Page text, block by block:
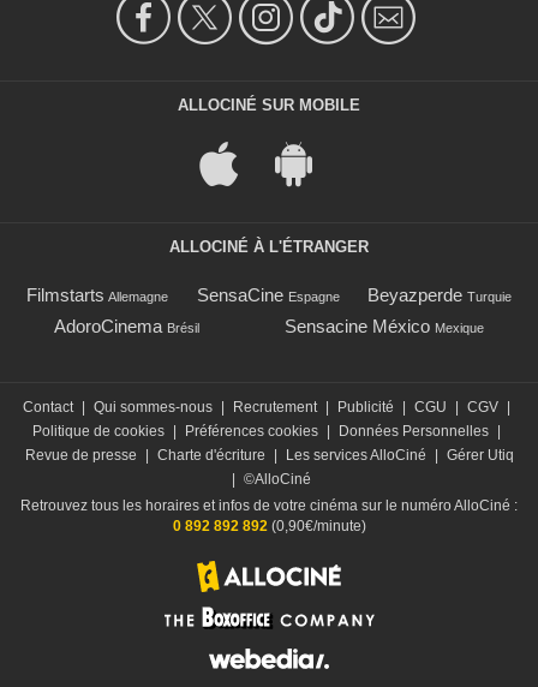
ALLOCINÉ SUR MOBILE
ALLOCINÉ À L'ÉTRANGER
Filmstarts Allemagne SensaCine Espagne Beyazperde Turquie
AdoroCinema Brésil Sensacine México Mexique
Contact Qui sommes-nous Recrutement Publicité CGU CGV
Politique de cookies
Préférences cookies Données Personnelles
Revue de presse
Charte d'écriture Les services AlloCiné
Gérer Utiq
©AlloCiné
Retrouvez tous les horaires et infos de votre cinéma sur le numéro AlloCiné :
0 892 892 892(0,90€/minute)